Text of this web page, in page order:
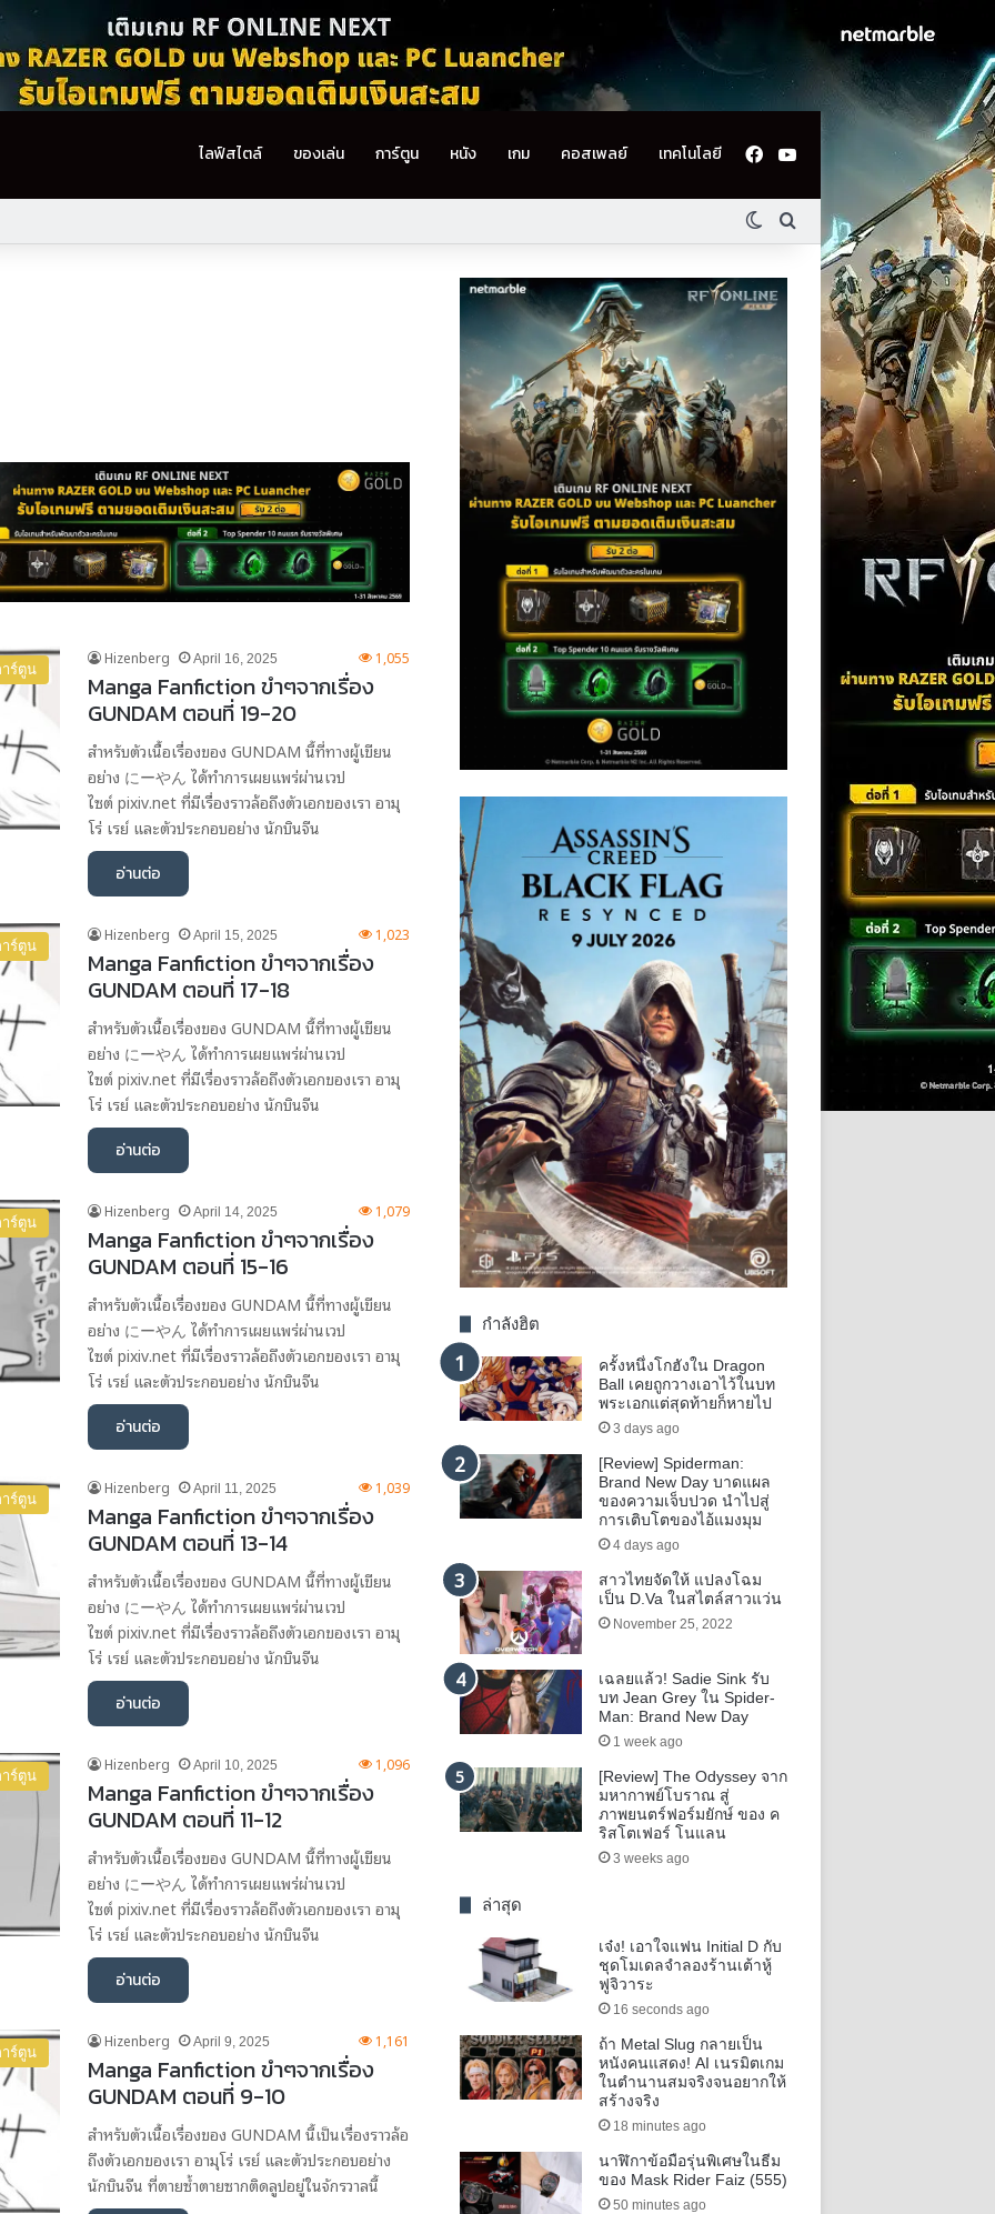
ไลฟ์สไตล์ ของเล่น การ์ตูน หนัง เกม คอสเพลย์ เทคโนโลยี Facebook
Switch skin
ค้นหา
ร์ตูน
Hizenberg April 16, 2025 1,055
Manga Fanfiction ขำๆจากเรื่อง
GUNDAM ตอนที่ 19-20
สำหรับตัวเนื้อเรื่องของ GUNDAM นี้ที่ทางผู้เขียน
อย่าง にーやん ได้ทำการเผยแพร่ผ่านเวป
ไซต์ pixiv.net ที่มีเรื่องราวล้อถึงตัวเอกของเรา อามุ
โร่ เรย์ และตัวประกอบอย่าง นักบินจีน
อ่านต่อ
ร์ตูน
Hizenberg April 15, 2025 1,023
Manga Fanfiction ขำๆจากเรื่อง
GUNDAM ตอนที่ 17-18
สำหรับตัวเนื้อเรื่องของ GUNDAM นี้ที่ทางผู้เขียน
อย่าง にーやん ได้ทำการเผยแพร่ผ่านเวป
ไซต์ pixiv.net ที่มีเรื่องราวล้อถึงตัวเอกของเรา อามุ
โร่ เรย์ และตัวประกอบอย่าง นักบินจีน
อ่านต่อ
ร์ตูน
Hizenberg April 14, 2025 1,079
Manga Fanfiction ขำๆจากเรื่อง
GUNDAM ตอนที่ 15-16
สำหรับตัวเนื้อเรื่องของ GUNDAM นี้ที่ทางผู้เขียน
อย่าง にーやん ได้ทำการเผยแพร่ผ่านเวป
ไซต์ pixiv.net ที่มีเรื่องราวล้อถึงตัวเอกของเรา อามุ
โร่ เรย์ และตัวประกอบอย่าง นักบินจีน
อ่านต่อ
ร์ตูน
Hizenberg April 11, 2025 1,039
Manga Fanfiction ขำๆจากเรื่อง
GUNDAM ตอนที่ 13-14
สำหรับตัวเนื้อเรื่องของ GUNDAM นี้ที่ทางผู้เขียน
อย่าง にーやん ได้ทำการเผยแพร่ผ่านเวป
ไซต์ pixiv.net ที่มีเรื่องราวล้อถึงตัวเอกของเรา อามุ
โร่ เรย์ และตัวประกอบอย่าง นักบินจีน
อ่านต่อ
ร์ตูน
Hizenberg April 10, 2025 1,096
Manga Fanfiction ขำๆจากเรื่อง
GUNDAM ตอนที่ 11-12
สำหรับตัวเนื้อเรื่องของ GUNDAM นี้ที่ทางผู้เขียน
อย่าง にーやん ได้ทำการเผยแพร่ผ่านเวป
ไซต์ pixiv.net ที่มีเรื่องราวล้อถึงตัวเอกของเรา อามุ
โร่ เรย์ และตัวประกอบอย่าง นักบินจีน
อ่านต่อ
ร์ตูน
Hizenberg April 9, 2025 1,161
Manga Fanfiction ขำๆจากเรื่อง
GUNDAM ตอนที่ 9-10
สำหรับตัวเนื้อเรื่องของ GUNDAM นี้เป็นเรื่องราวล้อ
ถึงตัวเอกของเรา อามุโร่ เรย์ และตัวประกอบอย่าง
นักบินจีน ที่ตายซ้ำตายซากติดลูปอยู่ในจักรวาลนี้
กำลังฮิต
ครั้งหนึ่งโกฮังใน Dragon
Ball เคยถูกวางเอาไว้ในบท
พระเอกแต่สุดท้ายก็หายไป
3 days ago
[Review] Spiderman:
Brand New Day บาดแผล
ของความเจ็บปวด นำไปสู่
การเติบโตของไอ้แมงมุม
4 days ago
สาวไทยจัดให้ แปลงโฉม
เป็น D.Va ในสไตล์สาวแว่น
November 25, 2022
เฉลยแล้ว! Sadie Sink รับ
บท Jean Grey ใน Spider-
Man: Brand New Day
1 week ago
[Review] The Odyssey จาก
มหากาพย์โบราณ สู่
ภาพยนตร์ฟอร์มยักษ์ ของ ค
ริสโตเฟอร์ โนแลน
3 weeks ago
ล่าสุด
เจ๋ง! เอาใจแฟน Initial D กับ
ชุดโมเดลจำลองร้านเต้าหู้
ฟูจิวาระ
16 seconds ago
ถ้า Metal Slug กลายเป็น
หนังคนแสดง! AI เนรมิตเกม
ในตำนานสมจริงจนอยากให้
สร้างจริง
18 minutes ago
นาฬิกาข้อมือรุ่นพิเศษในธีม
ของ Mask Rider Faiz (555)
50 minutes ago